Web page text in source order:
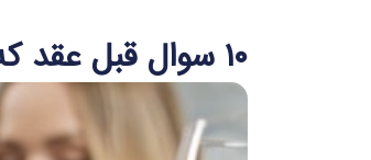
۱۰ سوال قبل عقد که هر زوجی باید بداند!